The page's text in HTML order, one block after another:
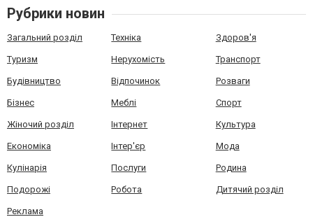
Рубрики новин
Загальний розділ Техніка Здоров'я
Туризм Нерухомість Транспорт
Будівництво Відпочинок Розваги
Бізнес Меблі Спорт
Жіночий розділ Інтернет Культура
Економіка Інтер'єр Мода
Кулінарія Послуги Родина
Подорожі Робота Дитячий розділ
Реклама